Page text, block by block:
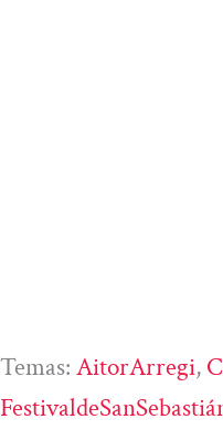
Temas: AitorArregi,